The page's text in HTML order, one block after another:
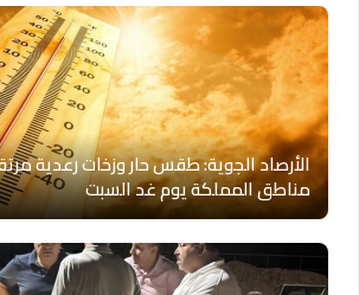
الأرصاد الجوية: طقس حار وزخات رعدية
مناطق المملكة يوم غد السبت